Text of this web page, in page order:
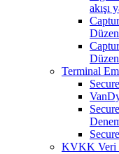
akışı
Terminal
KVKK Veri